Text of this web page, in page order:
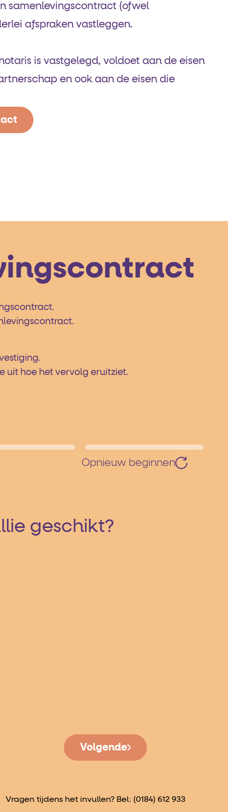
samenlevings­contract (ofwel
afspraken vastleggen.
is vastgelegd, voldoet aan de eisen
en ook aan de eisen die
uit hoe het vervolg eruitziet.
Opnieuw beginnen
geschikt?
Volgende
Vragen tijdens het invullen? Bel: (0184) 612 933